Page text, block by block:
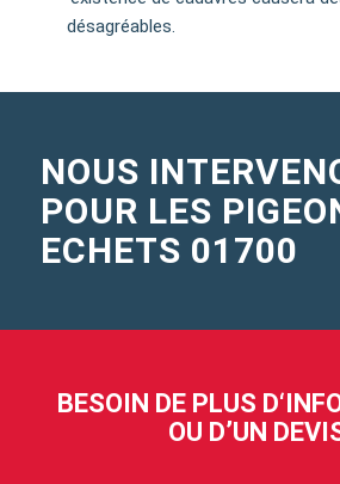
désagréables.
NOUS
POUR LES
ECHETS 01700
BESOIN DE PLUS
OU D’UN